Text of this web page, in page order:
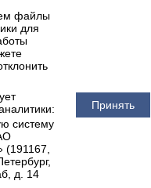
файлы
для
систему
(191167,
д. 14
Принять
персональных